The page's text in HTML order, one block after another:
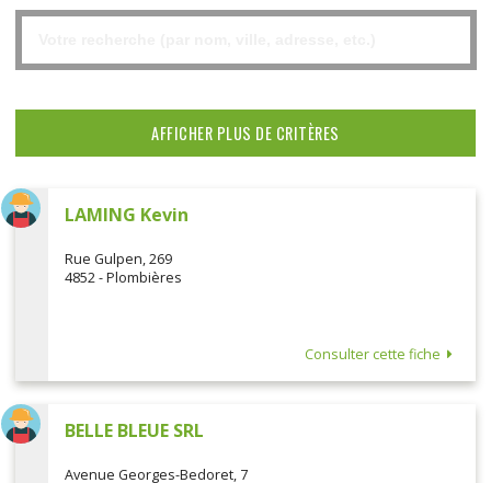
LAMING Kevin
Rue Gulpen, 269
4852 - Plombières
Consulter cette fiche
BELLE BLEUE SRL
Avenue Georges-Bedoret, 7
AFFICHER PLUS DE CRITÈRES